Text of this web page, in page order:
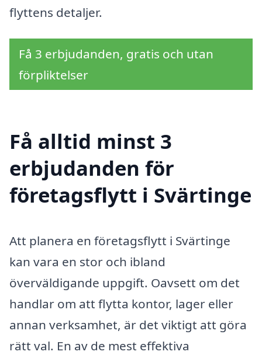
flyttens detaljer.
Få 3 erbjudanden, gratis och utan
förpliktelser
Få alltid minst 3
erbjudanden för
företagsflytt i Svärtinge
Att planera en företagsflytt i Svärtinge
kan vara en stor och ibland
överväldigande uppgift. Oavsett om det
handlar om att flytta kontor, lager eller
annan verksamhet, är det viktigt att göra
rätt val. En av de mest effektiva